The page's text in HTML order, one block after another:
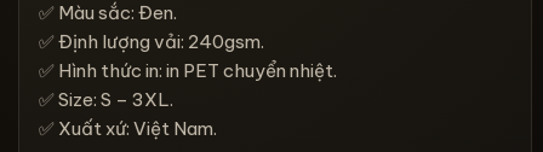
✅ Màu sắc: Đen.
✅ Định lượng vải: 240gsm.
✅ Hình thức in: in PET chuyển nhiệt.
✅ Size: S – 3XL.
✅ Xuất xứ: Việt Nam.